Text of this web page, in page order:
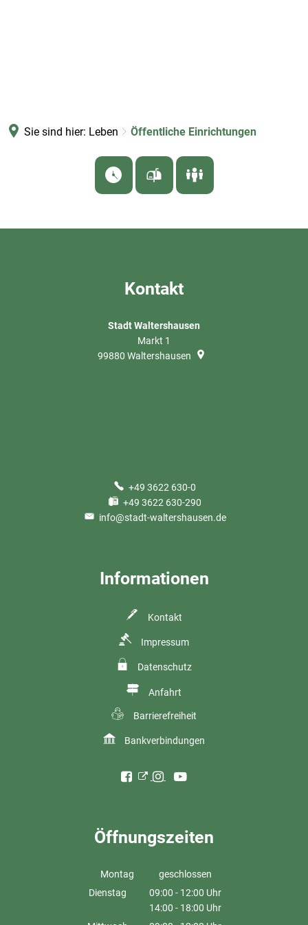
Sie sind hier: Leben Öffentliche Einrichtungen
Kontakt
Stadt Waltershausen
Markt 1
99880 Waltershausen
+49 3622 630-0
+49 3622 630-290
info@stadt-waltershausen.de
Informationen
Kontakt
Impressum
Datenschutz
Anfahrt
Barrierefreiheit
Bankverbindungen
Öffnungszeiten
Montag
geschlossen
Dienstag
09:00 - 12:00 Uhr
Von 09:00 bis 12:00 Uhr
14:00 - 18:00 Uhr